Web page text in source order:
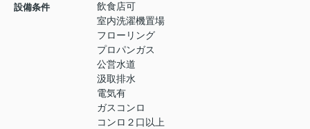
設備条件
飲食店可
室内洗濯機置場
フローリング
プロパンガス
公営水道
汲取排水
電気有
ガスコンロ
コンロ２口以上